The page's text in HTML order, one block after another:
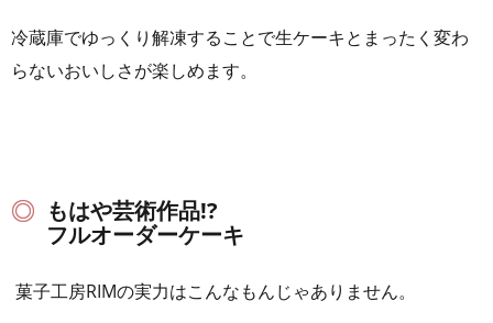
冷蔵庫でゆっくり解凍することで生ケーキとまったく変わ
らないおいしさが楽しめます。
もはや芸術作品!?
フルオーダーケーキ
菓子工房RIMの実力はこんなもんじゃありません。